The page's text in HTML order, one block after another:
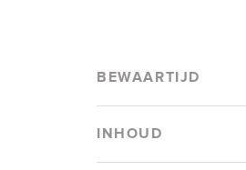
BEWAARTIJD
INHOUD